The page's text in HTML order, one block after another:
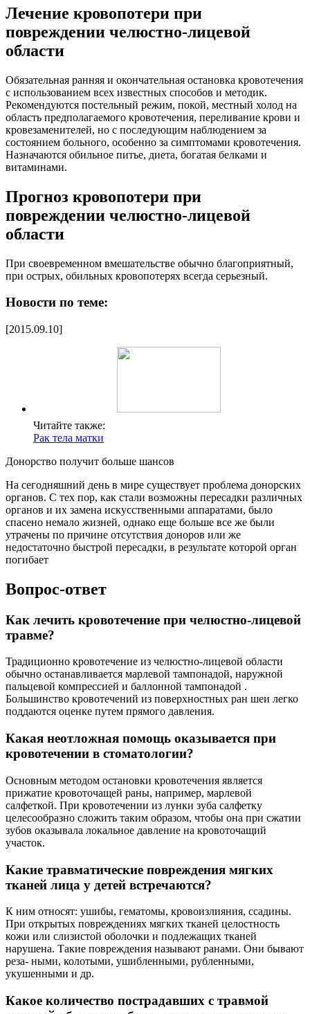
Лечение кровопотери при
повреждении челюстно-лицевой
области
Обязательная ранняя и окончательная остановка кровотечения
с использованием всех известных способов и методик.
Рекомендуются постельный режим, покой, местный холод на
область предполагаемого кровотечения, переливание крови и
кровезаменителей, но с последующим наблюдением за
состоянием больного, особенно за симптомами кровотечения.
Назначаются обильное питье, диета, богатая белками и
витаминами.
Прогноз кровопотери при
повреждении челюстно-лицевой
области
При своевременном вмешательстве обычно благоприятный,
при острых, обильных кровопотерях всегда серьезный.
Новости по теме:
[2015.09.10]
Читайте также:
Рак тела матки
Донорство получит больше шансов
На сегодняшний день в мире существует проблема донорских
органов. С тех пор, как стали возможны пересадки различных
органов и их замена искусственными аппаратами, было
спасено немало жизней, однако еще больше все же были
утрачены по причине отсутствия доноров или же
недостаточно быстрой пересадки, в результате которой орган
погибает
Вопрос-ответ
Как лечить кровотечение при челюстно-лицевой
травме?
Традиционно кровотечение из челюстно-лицевой области
обычно останавливается марлевой тампонадой, наружной
пальцевой компрессией и баллонной тампонадой .
Большинство кровотечений из поверхностных ран шеи легко
поддаются оценке путем прямого давления.
Какая неотложная помощь оказывается при
кровотечении в стоматологии?
Основным методом остановки кровотечения является
прижатие кровоточащей раны, например, марлевой
салфеткой. При кровотечении из лунки зуба салфетку
целесообразно сложить таким образом, чтобы она при сжатии
зубов оказывала локальное давление на кровоточащий
участок.
Какие травматические повреждения мягких
тканей лица у детей встречаются?
К ним относят: ушибы, гематомы, кровоизлияния, ссадины.
При открытых повреждениях мягких тканей целостность
кожи или слизистой оболочки и подлежащих тканей
нарушена. Такие повреждения называют ранами. Они бывают
реза- ными, колотыми, ушибленными, рубленными,
укушенными и др.
Какое количество пострадавших с травмой